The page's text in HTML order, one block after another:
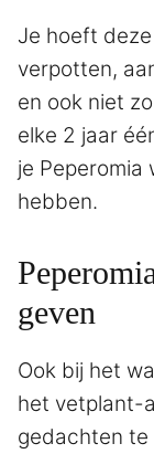
Je hoeft
verpotten,
en ook niet
elke 2 jaar
je Peperomia
hebben.
geven
Ook bij het
het vetplant-
gedachten te